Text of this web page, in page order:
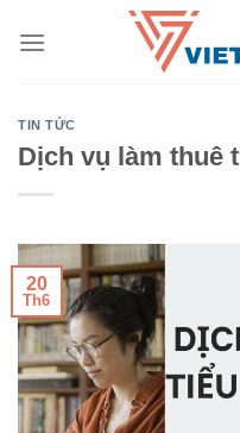
TIN TỨC
Dịch vụ làm thuê
20
Th6